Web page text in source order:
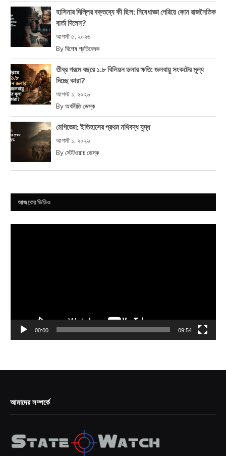
হাসিনার দিল্লির বক্তব্যে কী ছিল: নিষেধাজ্ঞা পেরিয়ে কোন রাজনৈতিক
বার্তা দিলেন?
আগস্ট ৫, ২০২৬
By বিশেষ প্রতিবেদক
তীব্র গরমে বছরে ১.৮ বিলিয়ন ডলার ক্ষতি: জলবায়ু সংকটের মূল্য
দিচ্ছে কারা?
আগস্ট ১, ২০২৬
By অর্থনীতি ডেস্ক
মেগিড্ডো: ইতিহাসের প্রথম নথিবদ্ধ যুদ্ধ
আগস্ট ১, ২০২৬
By স্টেটওয়াচ ডেস্ক
আজকের ভিডিও
00:00 09:54
আমাদের সম্পর্কে